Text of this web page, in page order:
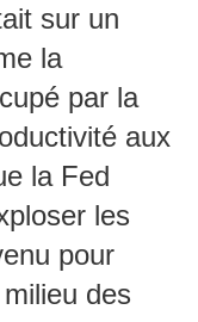
sur un
la
par la
aux
la Fed
les
pour
des